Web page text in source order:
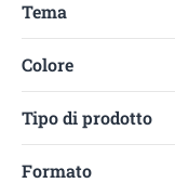
Tema
Colore
Tipo di prodotto
Formato